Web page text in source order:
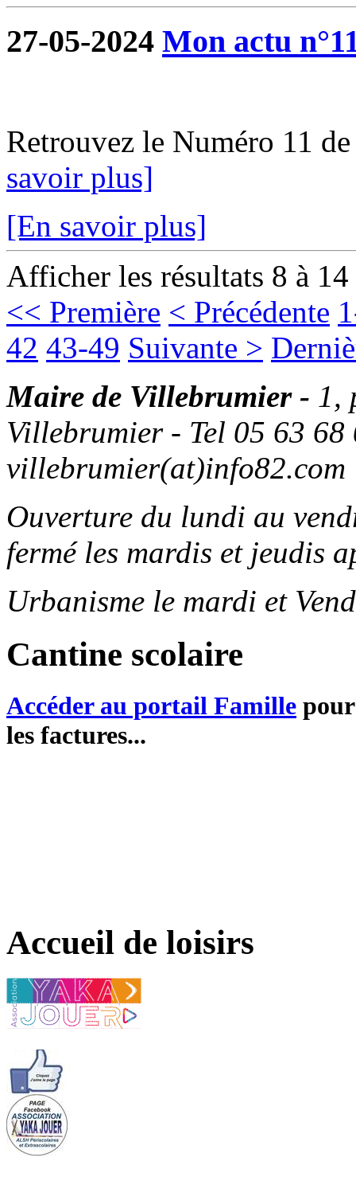
27-05-2024 Mon actu
Retrouvez le Numéro 11
savoir plus]
[En savoir plus]
Afficher les résultats 8 à
<< Première < Précédente
42 43-49 Suivante >
Maire de Villebrumier - 1,
Villebrumier - Tel 05 63
villebrumier(at)info82.com
Ouverture du lundi au
fermé les mardis et jeudis
Urbanisme le mardi et
Cantine scolaire
Accéder au portail Famille
les factures...
Accueil de loisirs